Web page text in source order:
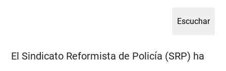
El Sindicato Reformista de Policía (SRP) ha